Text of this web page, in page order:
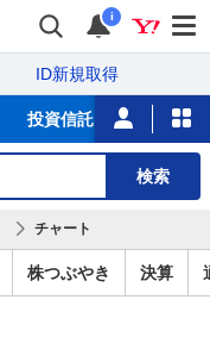
i
ID新規取得
投資信託 ニュース
検索
チャート
株つぶやき 決算